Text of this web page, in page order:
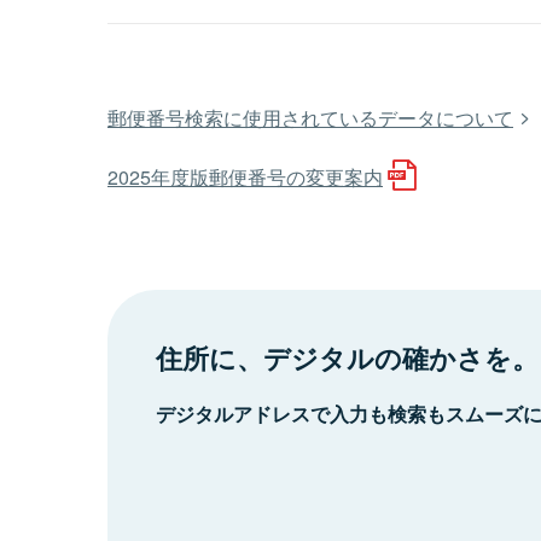
郵便番号検索に使用されているデータについて
2025年度版郵便番号の変更案内
住所に、デジタルの確かさを。
デジタルアドレスで入力も検索もスムーズ